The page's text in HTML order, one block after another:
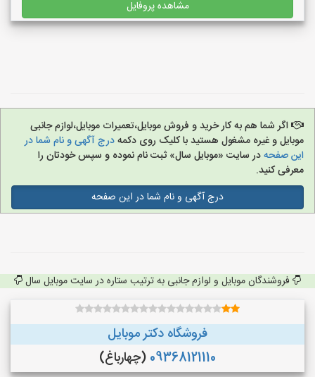
مشاهده پروفایل
اگر شما هم به کار خرید و فروش موبایل،تعمیرات موبایل،لوازم جانبی
موبایل و غیره مشغول هستید با کلیک روی دکمهدرج آگهی و نام شما در
این صفحهدر سایت «موبایل سال» ثبت نام نموده و سپس خودتان را
معرفی کنید.
درج آگهی و نام شما در این صفحه
فروشندگان موبایل و لوازم جانبی به ترتیب ستاره در سایت موبایل سال
فروشگاه دکتر موبایل
09368121110 (چهارباغ)